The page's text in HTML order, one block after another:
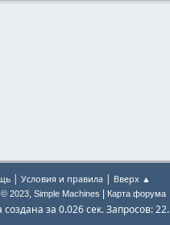
| Условия и правила | Вверх ▲
2023, Simple Machines Карта форума
за 0.026 сек. Запросов: 22.